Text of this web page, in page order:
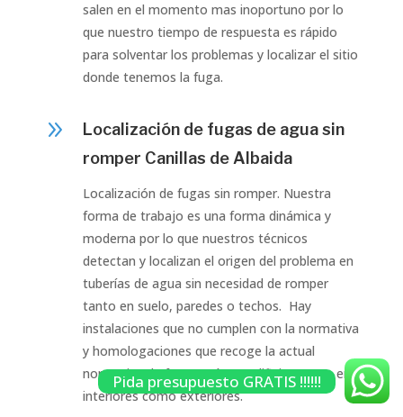
salen en el momento mas inoportuno por lo
que nuestro tiempo de respuesta es rápido
para solventar los problemas y localizar el sitio
donde tenemos la fuga.
9
Localización de fugas de agua sin
romper Canillas de Albaida
Localización de fugas sin romper. Nuestra
forma de trabajo es una forma dinámica y
moderna por lo que nuestros técnicos
detectan y localizan el origen del problema en
tuberías de agua sin necesidad de romper
tanto en suelo, paredes o techos. Hay
instalaciones que no cumplen con la normativa
y homologaciones que recoge la actual
normativa de fontanería en edificios tanto en
interiores como exteriores.
Pida presupuesto GRATIS !!!!!!